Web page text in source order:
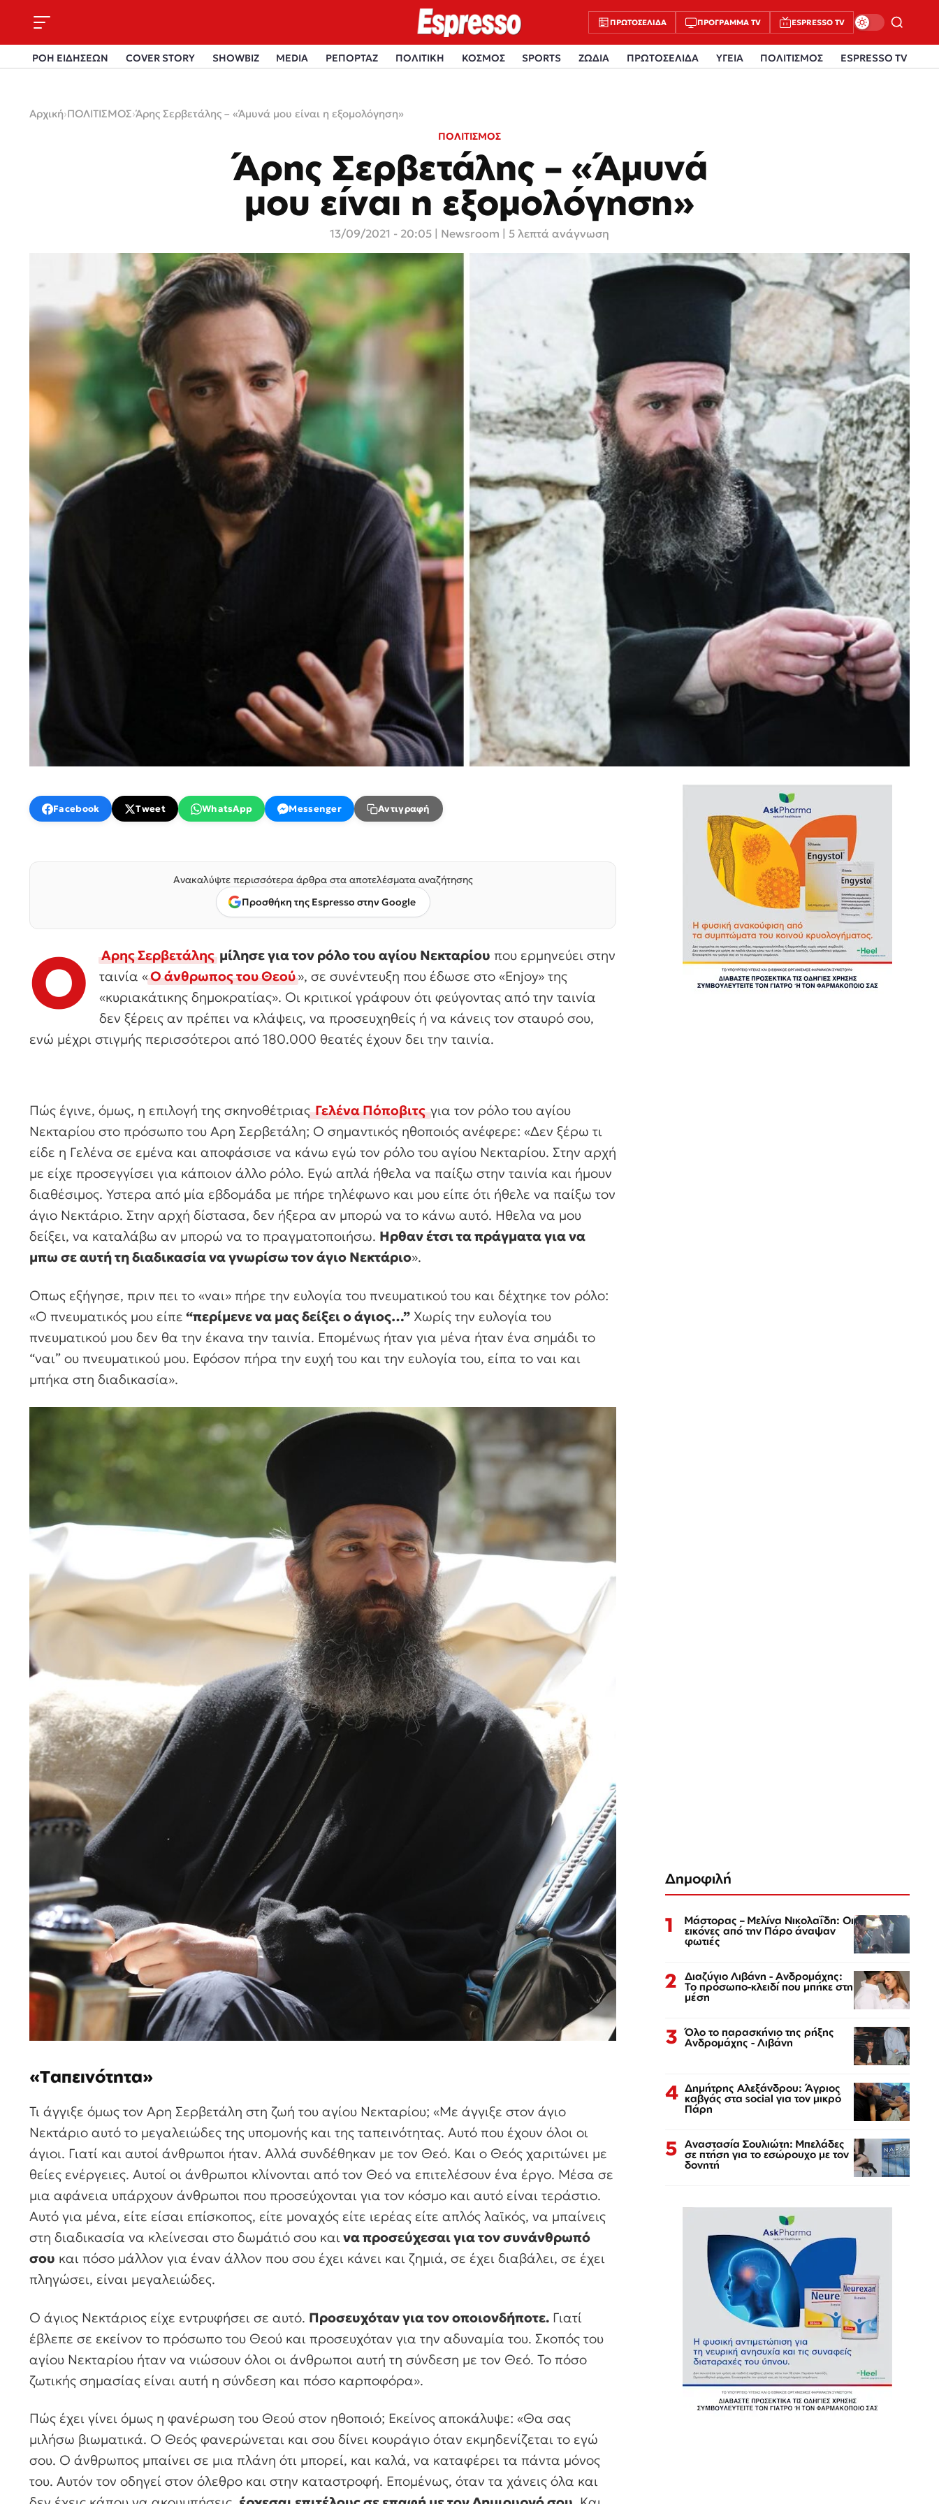
ΠΡΩΤΟΣΈΛΙΔΑ ΠΡΌΓΡΑΜΜΑ TV ESPRESSO TV
ΡΟΗ ΕΙΔΗΣΕΩΝ COVER STORY SHOWBIZ MEDIA ΡΕΠΟΡΤΑΖ ΠΟΛΙΤΙΚΗ ΚΟΣΜΟΣ SPORTS ΖΩΔΙΑ ΠΡΩΤΟΣΕΛΙΔΑ ΥΓΕΙΑ ΠΟΛΙΤΙΣΜΟΣ ESPRESSO TV
Αρχική›ΠΟΛΙΤΙΣΜΟΣ›Άρης Σερβετάλης – «Άμυνά μου είναι η εξομολόγηση»
ΠΟΛΙΤΙΣΜΟΣ
Άρης Σερβετάλης – «Άμυνά
μου είναι η εξομολόγηση»
13/09/2021 - 20:05 Newsroom | 5 λεπτά ανάγνωση
Facebook Tweet WhatsApp Messenger Αντιγραφή
Ανακαλύψτε περισσότερα άρθρα στα αποτελέσματα αναζήτησης
Προσθήκη της Espresso στην Google
Ο Αρης Σερβετάληςμίλησε για τον ρόλο του αγίου Νεκταρίου που ερμηνεύει στην
ταινία «Ο άνθρωπος του Θεού», σε συνέντευξη που έδωσε στο «Enjoy» της
«κυριακάτικης δημοκρατίας». Οι κριτικοί γράφουν ότι φεύγοντας από την ταινία
δεν ξέρεις αν πρέπει να κλάψεις, να προσευχηθείς ή να κάνεις τον σταυρό σου,
ενώ μέχρι στιγμής περισσότεροι από 180.000 θεατές έχουν δει την ταινία.
Πώς έγινε, όμως, η επιλογή της σκηνοθέτριαςΓελένα Πόποβιτςγια τον ρόλο του αγίου
Νεκταρίου στο πρόσωπο του Αρη Σερβετάλη; Ο σημαντικός ηθοποιός ανέφερε: «Δεν ξέρω τι
είδε η Γελένα σε εμένα και αποφάσισε να κάνω εγώ τον ρόλο του αγίου Νεκταρίου. Στην αρχή
με είχε προσεγγίσει για κάποιον άλλο ρόλο. Εγώ απλά ήθελα να παίξω στην ταινία και ήμουν
διαθέσιμος. Υστερα από μία εβδομάδα με πήρε τηλέφωνο και μου είπε ότι ήθελε να παίξω τον
άγιο Νεκτάριο. Στην αρχή δίστασα, δεν ήξερα αν μπορώ να το κάνω αυτό. Ηθελα να μου
δείξει, να καταλάβω αν μπορώ να το πραγματοποιήσω. Ηρθαν έτσι τα πράγματα για να
μπω σε αυτή τη διαδικασία να γνωρίσω τον άγιο Νεκτάριο».
Οπως εξήγησε, πριν πει το «ναι» πήρε την ευλογία του πνευματικού του και δέχτηκε τον ρόλο:
«Ο πνευματικός μου είπε “περίμενε να μας δείξει ο άγιος…” Χωρίς την ευλογία του
πνευματικού μου δεν θα την έκανα την ταινία. Επομένως ήταν για μένα ήταν ένα σημάδι το
“ναι” ου πνευματικού μου. Εφόσον πήρα την ευχή του και την ευλογία του, είπα το ναι και
μπήκα στη διαδικασία».
«Tαπεινότητα»
Τι άγγιξε όμως τον Αρη Σερβετάλη στη ζωή του αγίου Νεκταρίου; «Με άγγιξε στον άγιο
Νεκτάριο αυτό το μεγαλειώδες της υπομονής και της ταπεινότητας. Αυτό που έχουν όλοι οι
άγιοι. Γιατί και αυτοί άνθρωποι ήταν. Αλλά συνδέθηκαν με τον Θεό. Και ο Θεός χαριτώνει με
θείες ενέργειες. Αυτοί οι άνθρωποι κλίνονται από τον Θεό να επιτελέσουν ένα έργο. Μέσα σε
μια αφάνεια υπάρχουν άνθρωποι που προσεύχονται για τον κόσμο και αυτό είναι τεράστιο.
Αυτό για μένα, είτε είσαι επίσκοπος, είτε μοναχός είτε ιερέας είτε απλός λαϊκός, να μπαίνεις
στη διαδικασία να κλείνεσαι στο δωμάτιό σου καινα προσεύχεσαι για τον συνάνθρωπό
σου και πόσο μάλλον για έναν άλλον που σου έχει κάνει και ζημιά, σε έχει διαβάλει, σε έχει
πληγώσει, είναι μεγαλειώδες.
Ο άγιος Νεκτάριος είχε εντρυφήσει σε αυτό. Προσευχόταν για τον οποιονδήποτε. Γιατί
έβλεπε σε εκείνον το πρόσωπο του Θεού και προσευχόταν για την αδυναμία του. Σκοπός του
αγίου Νεκταρίου ήταν να νιώσουν όλοι οι άνθρωποι αυτή τη σύνδεση με τον Θεό. Το πόσο
ζωτικής σημασίας είναι αυτή η σύνδεση και πόσο καρποφόρα».
Πώς έχει γίνει όμως η φανέρωση του Θεού στον ηθοποιό; Εκείνος αποκάλυψε: «Θα σας
μιλήσω βιωματικά. Ο Θεός φανερώνεται και σου δίνει κουράγιο όταν εκμηδενίζεται το εγώ
σου. Ο άνθρωπος μπαίνει σε μια πλάνη ότι μπορεί, και καλά, να καταφέρει τα πάντα μόνος
του. Αυτόν τον οδηγεί στον όλεθρο και στην καταστροφή. Επομένως, όταν τα χάνεις όλα και
Δημοφιλή
1 Μάστορας – Μελίνα Νικολαΐδη: Οι
εικόνες από την Πάρο άναψαν
φωτιές
2 Διαζύγιο Λιβάνη - Ανδρομάχης:
Το πρόσωπο-κλειδί που μπήκε στη
μέση
3 Όλο το παρασκήνιο της ρήξης
Ανδρομάχης - Λιβάνη
4 Δημήτρης Αλεξάνδρου: Άγριος
καβγάς στα social για τον μικρό
Πάρη
5 Αναστασία Σουλιώτη: Μπελάδες
σε πτήση για το εσώρουχο με τον
δονητή